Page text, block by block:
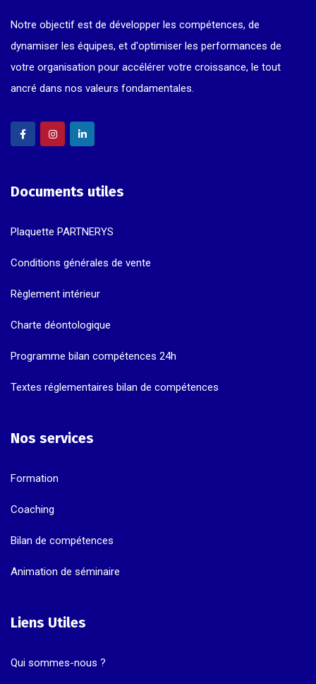
Notre objectif est de développer les compétences, de
dynamiser les équipes, et d'optimiser les performances de
votre organisation pour accélérer votre croissance, le tout
ancré dans nos valeurs fondamentales.
Documents utiles
Plaquette PARTNERYS
Conditions générales de vente
Règlement intérieur
Charte déontologique
Programme bilan compétences 24h
Textes réglementaires bilan de compétences
Nos services
Formation
Coaching
Bilan de compétences
Animation de séminaire
Liens Utiles
Qui sommes-nous ?